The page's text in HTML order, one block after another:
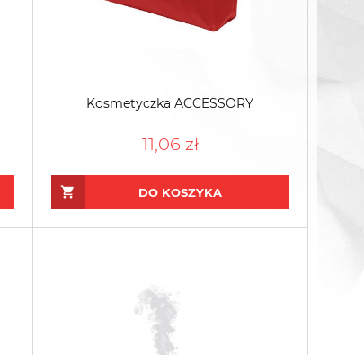
Kosmetyczka ACCESSORY
11,06 zł
DO KOSZYKA